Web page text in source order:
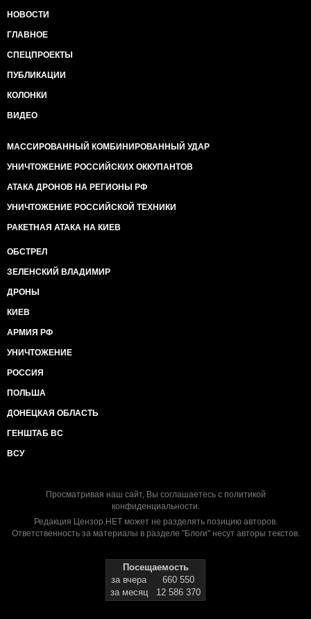
НОВОСТИ
ГЛАВНОЕ
СПЕЦПРОЕКТЫ
ПУБЛИКАЦИИ
КОЛОНКИ
ВИДЕО
МАССИРОВАННЫЙ КОМБИНИРОВАННЫЙ УДАР
УНИЧТОЖЕНИЕ РОССИЙСКИХ ОККУПАНТОВ
АТАКА ДРОНОВ НА РЕГИОНЫ РФ
УНИЧТОЖЕНИЕ РОССИЙСКОЙ ТЕХНИКИ
РАКЕТНАЯ АТАКА НА КИЕВ
ОБСТРЕЛ
ЗЕЛЕНСКИЙ ВЛАДИМИР
ДРОНЫ
КИЕВ
АРМИЯ РФ
УНИЧТОЖЕНИЕ
РОССИЯ
ПОЛЬША
ДОНЕЦКАЯ ОБЛАСТЬ
ГЕНШТАБ ВС
ВСУ
Просматривая наш сайт, Вы соглашаетесь с политикой
конфиденциальности.
Редакция Цензор.НЕТ может не разделять позицию авторов.
Ответственность за материалы в разделе "Блоги" несут авторы текстов.
Посещаемость
за вчера
660 550
за месяц
12 586 370